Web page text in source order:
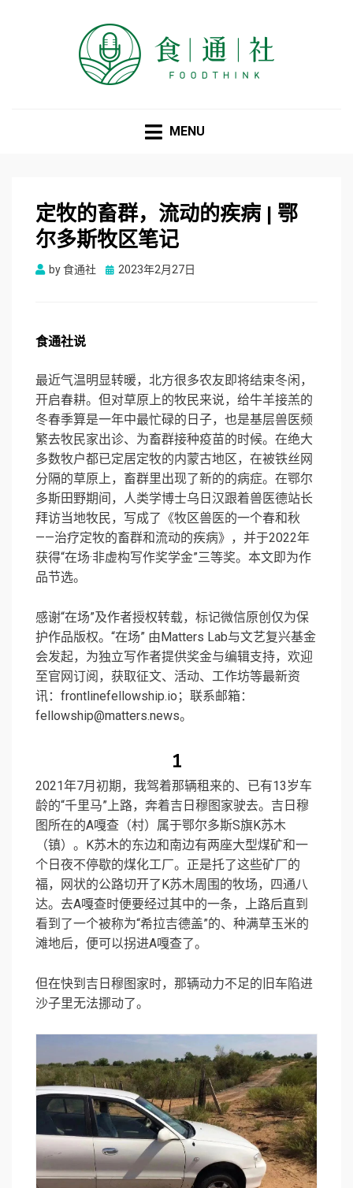
MENU
定牧的畜群，流动的疾病 | 鄂
尔多斯牧区笔记
by食通社
Posted
2023年2月27日
食通社说
最近气温明显转暖，北方很多农友即将结束冬闲，
开启春耕。但对草原上的牧民来说，给牛羊接羔的
冬春季算是一年中最忙碌的日子，也是基层兽医频
繁去牧民家出诊、为畜群接种疫苗的时候。在绝大
多数牧户都已定居定牧的内蒙古地区，在被铁丝网
分隔的草原上，畜群里出现了新的的病症。在鄂尔
多斯田野期间，人类学博士乌日汉跟着兽医德站长
拜访当地牧民，写成了《牧区兽医的一个春和秋
——治疗定牧的畜群和流动的疾病》，并于2022年
获得“在场·非虚构写作奖学金”三等奖。本文即为作
品节选。
感谢“在场”及作者授权转载，标记微信原创仅为保
护作品版权。“在场” 由Matters Lab与文艺复兴基金
会发起，为独立写作者提供奖金与编辑支持，欢迎
至官网订阅，获取征文、活动、工作坊等最新资
讯：frontlinefellowship.io；联系邮箱：
fellowship@matters.news。
1
2021年7月初期，我驾着那辆租来的、已有13岁车
龄的“千里马”上路，奔着吉日穆图家驶去。吉日穆
图所在的A嘎查（村）属于鄂尔多斯S旗K苏木
（镇）。K苏木的东边和南边有两座大型煤矿和一
个日夜不停歇的煤化工厂。正是托了这些矿厂的
福，网状的公路切开了K苏木周围的牧场，四通八
达。去A嘎查时便要经过其中的一条，上路后直到
看到了一个被称为“希拉吉德盖”的、种满草玉米的
滩地后，便可以拐进A嘎查了。
但在快到吉日穆图家时，那辆动力不足的旧车陷进
沙子里无法挪动了。